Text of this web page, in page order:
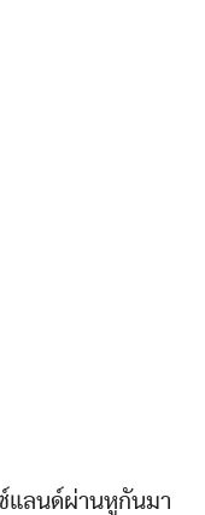
แลนด์ผ่านหูกันมา